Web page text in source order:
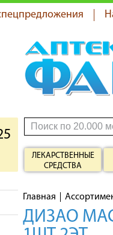
ЛЕКАРСТВЕННЫЕ
СРЕДСТВА
Главная
ДИЗАО